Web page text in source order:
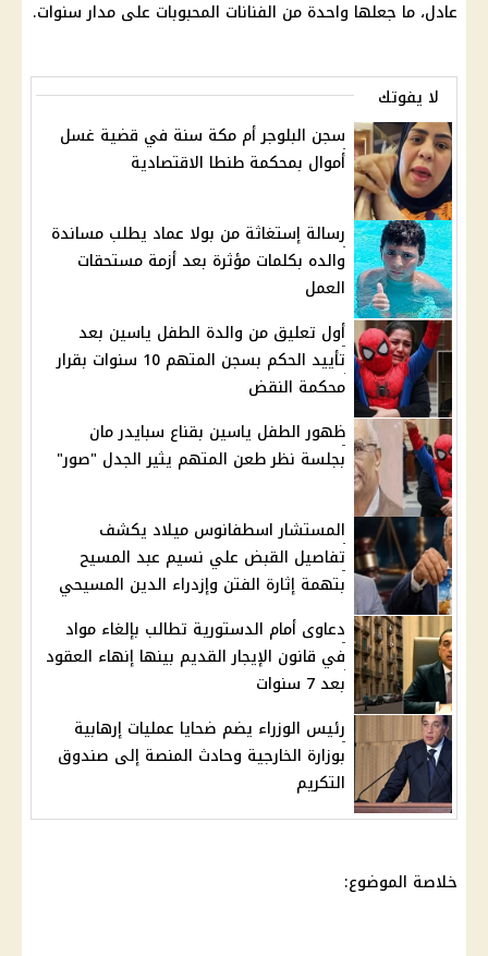
عادل، ما جعلها واحدة من الفنانات المحبوبات على مدار سنوات.
لا يفوتك
سجن البلوجر أم مكة سنة في قضية غسل
أموال بمحكمة طنطا الاقتصادية
رسالة إستغاثة من بولا عماد يطلب مساندة
والده بكلمات مؤثرة بعد أزمة مستحقات
العمل
أول تعليق من والدة الطفل ياسين بعد
تأييد الحكم بسجن المتهم 10 سنوات بقرار
محكمة النقض
ظهور الطفل ياسين بقناع سبايدر مان
بجلسة نظر طعن المتهم يثير الجدل "صور"
المستشار اسطفانوس ميلاد يكشف
تفاصيل القبض علي نسيم عبد المسيح
بتهمة إثارة الفتن وإزدراء الدين المسيحي
دعاوى أمام الدستورية تطالب بإلغاء مواد
في قانون الإيجار القديم بينها إنهاء العقود
بعد 7 سنوات
رئيس الوزراء يضم ضحايا عمليات إرهابية
بوزارة الخارجية وحادث المنصة إلى صندوق
التكريم
خلاصة الموضوع: